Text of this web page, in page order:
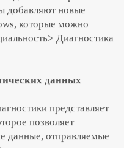
добавляют новые
которые можно
Диагностика
данных
представляет
позволяет
данные, отправляемые